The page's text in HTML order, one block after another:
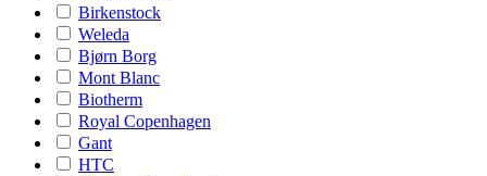
Birkenstock
Weleda
Bjørn Borg
Mont Blanc
Biotherm
Royal Copenhagen
Gant
HTC